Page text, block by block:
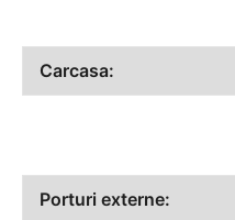
Carcasa:
Porturi externe: